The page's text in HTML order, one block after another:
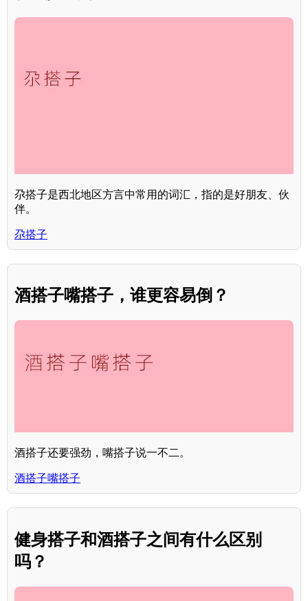
尕搭子是西北地区方言中常用的词汇，指的是好朋友、伙
伴。
尕搭子
酒搭子嘴搭子，谁更容易倒？
酒搭子还要强劲，嘴搭子说一不二。
酒搭子嘴搭子
健身搭子和酒搭子之间有什么区别
吗？